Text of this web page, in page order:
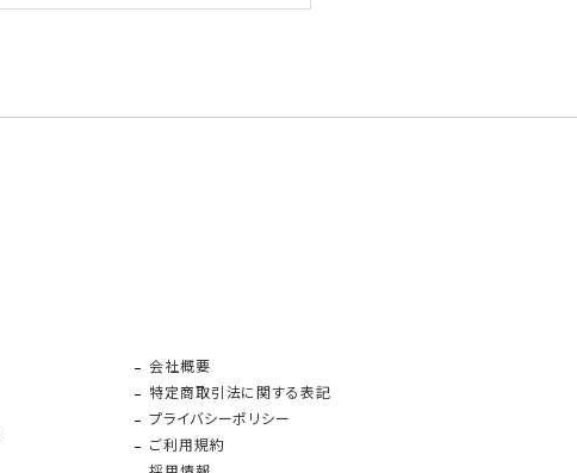
会社概要
特定商取引法に関する表記
プライバシーポリシー
ご利用規約